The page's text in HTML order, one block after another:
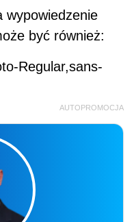
wypowiedzenie
być również:
Regular,sans-
AUTOPROMOCJA